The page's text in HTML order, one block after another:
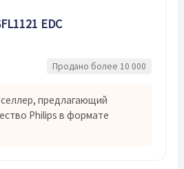
EDC
Продано более 10 000
предлагающий
Philips в формате